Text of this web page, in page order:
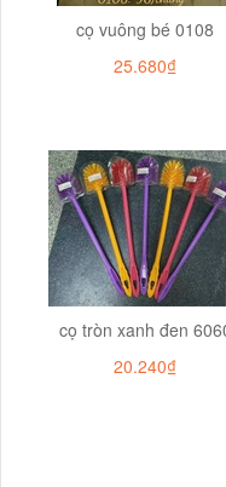
cọ vuông bé 0108
25.680₫
cọ tròn xanh đen
20.240₫